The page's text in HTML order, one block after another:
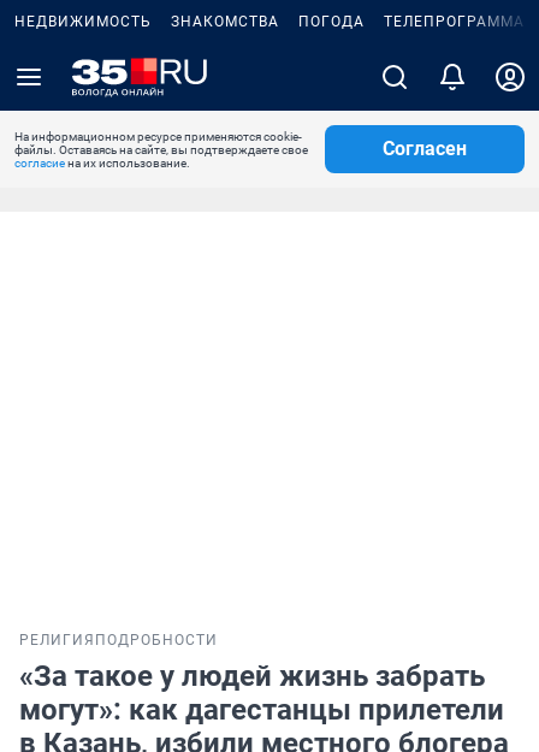
НЕДВИЖИМОСТЬ ЗНАКОМСТВА ПОГОДА ТЕЛЕПРОГРАММА
На информационном ресурсе применяются cookie-
файлы. Оставаясь на сайте, вы подтверждаете свое
согласиена их использование.
Согласен
РЕЛИГИЯ ПОДРОБНОСТИ
«За такое у людей жизнь забрать
могут»: как дагестанцы прилетели
в Казань, избили местного блогера